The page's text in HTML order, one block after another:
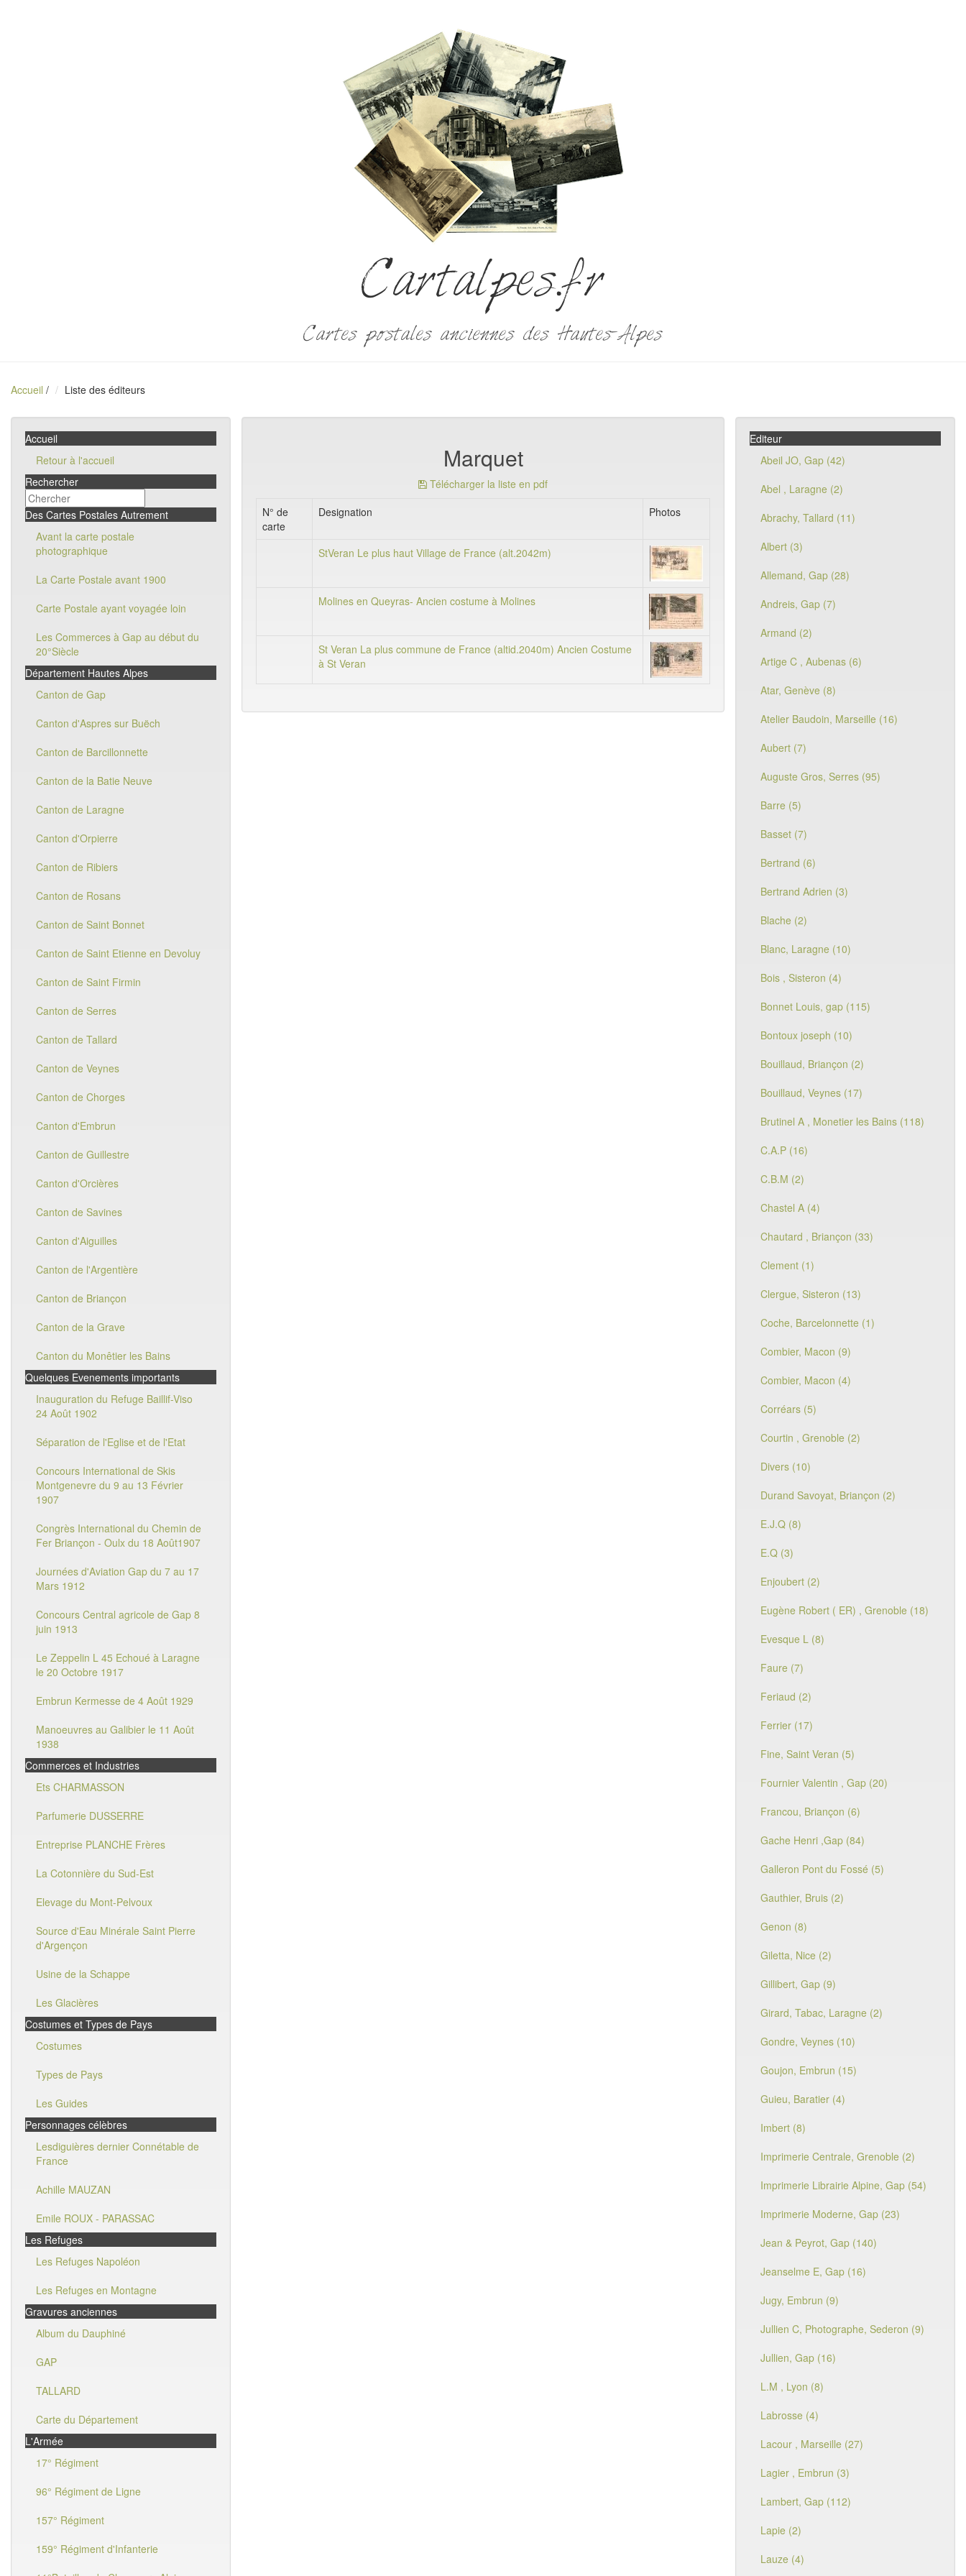
Cartalpes.fr
Cartes postales anciennes des Hautes-Alpes
Accueil / Liste des éditeurs
Accueil
Retour à l'accueil
Rechercher
Des Cartes Postales Autrement
Avant la carte postale
photographique
La Carte Postale avant 1900
Carte Postale ayant voyagée loin
Les Commerces à Gap au début du
20°Siècle
Département Hautes Alpes
Canton de Gap
Canton d'Aspres sur Buëch
Canton de Barcillonnette
Canton de la Batie Neuve
Canton de Laragne
Canton d'Orpierre
Canton de Ribiers
Canton de Rosans
Canton de Saint Bonnet
Canton de Saint Etienne en Devoluy
Canton de Saint Firmin
Canton de Serres
Canton de Tallard
Canton de Veynes
Canton de Chorges
Canton d'Embrun
Canton de Guillestre
Canton d'Orcières
Canton de Savines
Canton d'Aiguilles
Canton de l'Argentière
Canton de Briançon
Canton de la Grave
Canton du Monêtier les Bains
Quelques Evenements importants
Inauguration du Refuge Baillif-Viso
24 Août 1902
Séparation de l'Eglise et de l'Etat
Concours International de Skis
Montgenevre du 9 au 13 Février
1907
Congrès International du Chemin de
Fer Briançon - Oulx du 18 Août1907
Journées d'Aviation Gap du 7 au 17
Mars 1912
Concours Central agricole de Gap 8
juin 1913
Le Zeppelin L 45 Echoué à Laragne
le 20 Octobre 1917
Embrun Kermesse de 4 Août 1929
Manoeuvres au Galibier le 11 Août
1938
Commerces et Industries
Ets CHARMASSON
Parfumerie DUSSERRE
Entreprise PLANCHE Frères
La Cotonnière du Sud-Est
Elevage du Mont-Pelvoux
Source d'Eau Minérale Saint Pierre
d'Argençon
Usine de la Schappe
Les Glacières
Costumes et Types de Pays
Costumes
Types de Pays
Les Guides
Personnages célèbres
Lesdiguières dernier Connétable de
France
Achille MAUZAN
Emile ROUX - PARASSAC
Les Refuges
Les Refuges Napoléon
Les Refuges en Montagne
Gravures anciennes
Album du Dauphiné
GAP
TALLARD
Carte du Département
L'Armée
17° Régiment
96° Régiment de Ligne
157° Régiment
159° Régiment d'Infanterie
Marquet
Télécharger la liste en pdf
N° de
carte
Designation Photos
StVeran Le plus haut Village de France (alt.2042m)
Molines en Queyras- Ancien costume à Molines
St Veran La plus commune de France (altid.2040m) Ancien Costume
à St Veran
Editeur
Abeil JO, Gap (42)
Abel , Laragne (2)
Abrachy, Tallard (11)
Albert (3)
Allemand, Gap (28)
Andreis, Gap (7)
Armand (2)
Artige C , Aubenas (6)
Atar, Genève (8)
Atelier Baudoin, Marseille (16)
Aubert (7)
Auguste Gros, Serres (95)
Barre (5)
Basset (7)
Bertrand (6)
Bertrand Adrien (3)
Blache (2)
Blanc, Laragne (10)
Bois , Sisteron (4)
Bonnet Louis, gap (115)
Bontoux joseph (10)
Bouillaud, Briançon (2)
Bouillaud, Veynes (17)
Brutinel A , Monetier les Bains (118)
C.A.P (16)
C.B.M (2)
Chastel A (4)
Chautard , Briançon (33)
Clement (1)
Clergue, Sisteron (13)
Coche, Barcelonnette (1)
Combier, Macon (9)
Combier, Macon (4)
Corréars (5)
Courtin , Grenoble (2)
Divers (10)
Durand Savoyat, Briançon (2)
E.J.Q (8)
E.Q (3)
Enjoubert (2)
Eugène Robert ( ER) , Grenoble (18)
Evesque L (8)
Faure (7)
Feriaud (2)
Ferrier (17)
Fine, Saint Veran (5)
Fournier Valentin , Gap (20)
Francou, Briançon (6)
Gache Henri ,Gap (84)
Galleron Pont du Fossé (5)
Gauthier, Bruis (2)
Genon (8)
Giletta, Nice (2)
Gillibert, Gap (9)
Girard, Tabac, Laragne (2)
Gondre, Veynes (10)
Goujon, Embrun (15)
Guieu, Baratier (4)
Imbert (8)
Imprimerie Centrale, Grenoble (2)
Imprimerie Librairie Alpine, Gap (54)
Imprimerie Moderne, Gap (23)
Jean & Peyrot, Gap (140)
Jeanselme E, Gap (16)
Jugy, Embrun (9)
Jullien C, Photographe, Sederon (9)
Jullien, Gap (16)
L.M , Lyon (8)
Labrosse (4)
Lacour , Marseille (27)
Lagier , Embrun (3)
Lambert, Gap (112)
Lapie (2)
Lauze (4)